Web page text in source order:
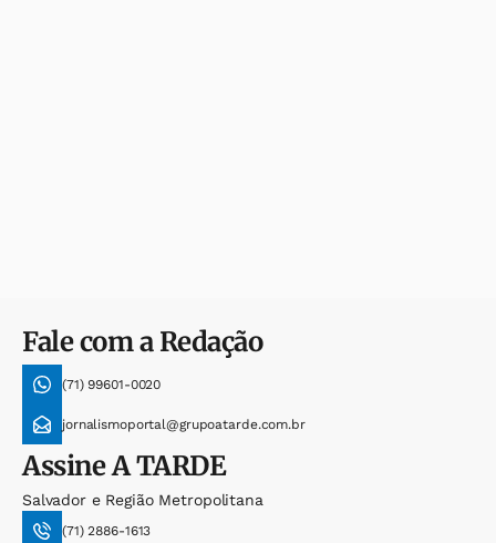
Fale com a Redação
(71) 99601-0020
jornalismoportal@grupoatarde.com.br
AssineA TARDE
Salvador e Região Metropolitana
(71) 2886-1613